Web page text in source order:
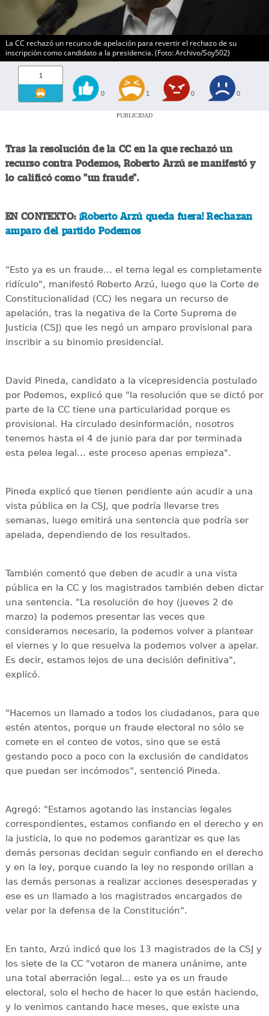
La CC rechazó un recurso de apelación para revertir el rechazo de su
inscripción como candidato a la presidencia. (Foto: Archivo/Soy502)
1
0 1 0 0
PUBLICIDAD
Tras la resolución de la CC en la que rechazó un
recurso contra Podemos, Roberto Arzú se manifestó y
lo calificó como "un fraude".
EN CONTEXTO: ¡Roberto Arzú queda fuera! Rechazan
amparo del partido Podemos
"Esto ya es un fraude... el tema legal es completamente
ridículo", manifestó Roberto Arzú, luego que la Corte de
Constitucionalidad (CC) les negara un recurso de
apelación, tras la negativa de la Corte Suprema de
Justicia (CSJ) que les negó un amparo provisional para
inscribir a su binomio presidencial.
David Pineda, candidato a la vicepresidencia postulado
por Podemos, explicó que "la resolución que se dictó por
parte de la CC tiene una particularidad porque es
provisional. Ha circulado desinformación, nosotros
tenemos hasta el 4 de junio para dar por terminada
esta pelea legal... este proceso apenas empieza".
Pineda explicó que tienen pendiente aún acudir a una
vista pública en la CSJ, que podría llevarse tres
semanas, luego emitirá una sentencia que podría ser
apelada, dependiendo de los resultados.
También comentó que deben de acudir a una vista
pública en la CC y los magistrados también deben dictar
una sentencia. "La resolución de hoy (jueves 2 de
marzo) la podemos presentar las veces que
consideramos necesario, la podemos volver a plantear
el viernes y lo que resuelva la podemos volver a apelar.
Es decir, estamos lejos de una decisión definitiva",
explicó.
"Hacemos un llamado a todos los ciudadanos, para que
estén atentos, porque un fraude electoral no sólo se
comete en el conteo de votos, sino que se está
gestando poco a poco con la exclusión de candidatos
que puedan ser incómodos", sentenció Pineda.
Agregó: "Estamos agotando las instancias legales
correspondientes, estamos confiando en el derecho y en
la justicia, lo que no podemos garantizar es que las
demás personas decidan seguir confiando en el derecho
y en la ley, porque cuando la ley no responde orillan a
las demás personas a realizar acciones desesperadas y
ese es un llamado a los magistrados encargados de
velar por la defensa de la Constitución".
En tanto, Arzú indicó que los 13 magistrados de la CSJ y
los siete de la CC "votaron de manera unánime, ante
una total aberración legal... este ya es un fraude
electoral, solo el hecho de hacer lo que están haciendo,
y lo venimos cantando hace meses, que existe una